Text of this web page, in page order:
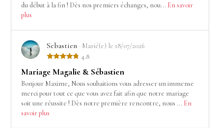
du début à la fin ! Dès nos premiers échanges, nou... En savoir
plus
Sebastien · Marié(e) le 18/07/2026
4.8
Mariage Magalie & Sébastien
Bonjour Maxime, Nous souhaitions vous adresser un immense
merci pour tout ce que vous avez fait afin que notre mariage
soit une réussite ! Dès notre première rencontre, nous ... En
savoir plus